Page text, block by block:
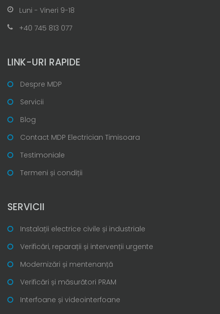
Luni - Vineri 9-18
+40 745 813 077
LINK-URI RAPIDE
Despre MDP
Servicii
Blog
Contact MDP Electrician Timisoara
Testimoniale
Termeni și condiții
SERVICII
Instalații electrice civile și industriale
Verificări, reparații și intervenții urgente
Modernizări și mentenanță
Verificări și măsurători PRAM
Interfoane și videointerfoane